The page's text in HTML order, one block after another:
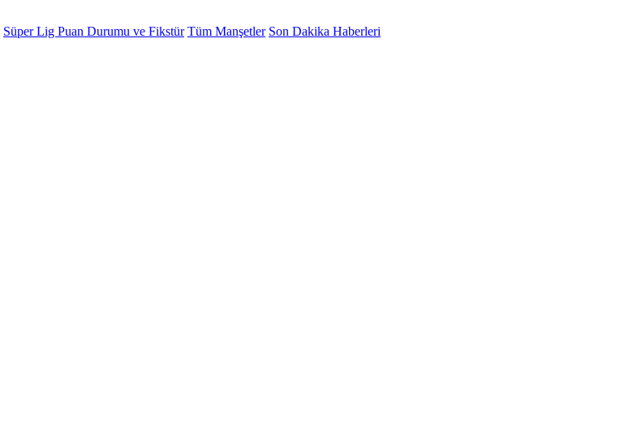
Süper Lig Puan Durumu ve Fikstür Tüm Manşetler Son Dakika Haberleri